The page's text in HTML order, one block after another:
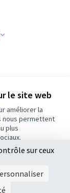
le site web
améliorer la
nous permettent
plus
Licence
(Lien
sur ceux